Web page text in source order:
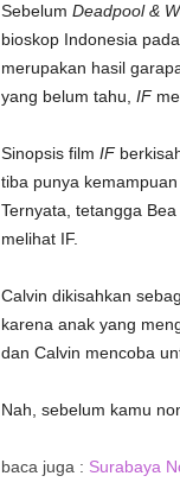
Sebelum Deadpool &
bioskop Indonesia
merupakan hasil
yang belum tahu, IF
Sinopsis film IF
tiba punya
Ternyata, tetangga
melihat IF.
Calvin dikisahkan
karena anak yang
dan Calvin mencoba
Nah, sebelum kamu
baca juga : Surabaya